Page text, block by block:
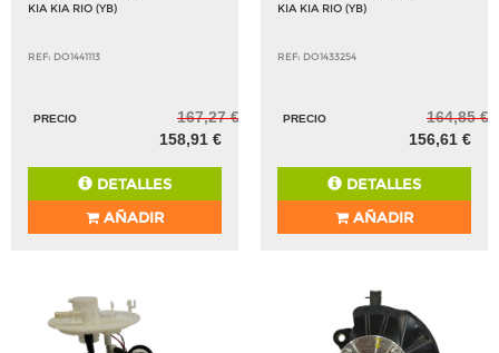
KIA KIA RIO (YB)
REF: DO1441113
PRECIO
167,27 €
158,91 €
DETALLES
AÑADIR
KIA KIA RIO (YB)
REF: DO1433254
PRECIO
164,85 €
156,61 €
DETALLES
AÑADIR